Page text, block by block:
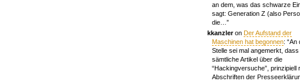
an dem, was das schwarze
sagt: Generation Z (also
die… ”
kkanzleronDer Aufstand der
Maschinen hat begonnen: “An
Stelle sei mal angemerkt, dass
sämtliche Artikel über die
“Hackingversuche”, prinzipiell
Abschriften der